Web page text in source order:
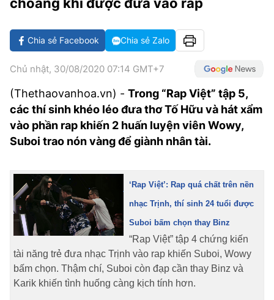
GOLF
CÁC CÚP CHÂU ÂU
BẢNG XẾP HẠNG
VĂN HÓA
DIỄN ĐÀN
NHỊP ĐẬP SỨC KHỎE
GIẢI TRÍ
KBIZ
ĐIỂM ĐẾN
ẢNH
TƯ VẤN
HIGHTECH
TIÊU ĐIỂM - SPOTLIGHT
INFOGRAPHIC
E-MAGAZINE
ẢNH
BÁO GIẤY
TRA CỨU PHƯỜNG XÃ
Chia sẻ Facebook Chia sẻ Zalo
Chủ nhật, 30/08/2020 07:14 GMT+7
(Thethaovanhoa.vn) - Trong “Rap Việt” tập 5,
các thí sinh khéo léo đưa thơ Tố Hữu và hát xẩm
vào phần rap khiến 2 huấn luyện viên Wowy,
Suboi trao nón vàng để giành nhân tài.
‘Rap Việt’: Rap quá chất trên nền
nhạc Trịnh, thí sinh 24 tuổi được
Suboi bấm chọn thay Binz
“Rap Việt” tập 4 chứng kiến
tài năng trẻ đưa nhạc Trịnh vào rap khiến Suboi, Wowy
bấm chọn. Thậm chí, Suboi còn đạp cần thay Binz và
Karik khiến tình huống càng kịch tính hơn.